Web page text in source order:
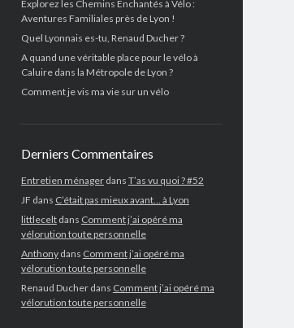
Explorez les Chemins Enchantés à Vélo :
Aventures Familiales près de Lyon !
Quel Lyonnais es-tu, Renaud Ducher ?
A quand une véritable place pour le vélo à
Caluire dans la Métropole de Lyon ?
Comment je vis ma vie sur un vélo
Derniers Commentaires
Entretien ménagerdans T’as vu quoi ? #52
JF dans C’était pas mieux avant… à Lyon
littleceltdans Comment j’ai opéré ma
vélorution toute personnelle
Anthonydans Comment j’ai opéré ma
vélorution toute personnelle
Renaud Ducherdans Comment j’ai opéré ma
vélorution toute personnelle